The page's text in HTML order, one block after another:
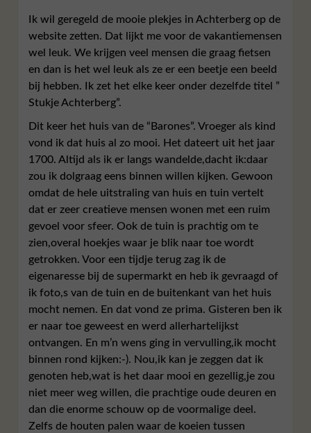
Ik wil geregeld de mooie plekjes in Achterberg op de
website zetten. Dat lijkt me voor de vakantiemensen
wel leuk. We krijgen veel mensen die graag fietsen
en dan is het wel leuk als ze er een beetje een beeld
bij hebben. Ik zet het elke keer onder dezelfde titel ”
Stukje Achterberg”.
Dit keer het huis van de “Barones”. Vroeger als kind
vond ik dat huis al zo mooi. Het dateert uit het jaar
1700. Altijd als ik er langs wandelde,dacht ik:daar
zou ik dolgraag eens binnen willen kijken. Gewoon
omdat de hele uitstraling van huis en tuin vertelt
dat er zeer creatieve mensen wonen met een ruim
gevoel voor sfeer. Ook de tuin is prachtig om te
zien,overal hoekjes waar je blik naar toe wordt
getrokken. Voor een tijdje terug zag ik de
eigenaresse bij de supermarkt en heb ik gevraagd of
ik foto,s van de tuin en de buitenkant van het huis
mocht nemen. En dat vond ze prima. Gisteren ben ik
er naar toe geweest en werd allerhartelijkst
ontvangen. En m’n wens ging in vervulling,ik mocht
binnen rond kijken:-). Nou,ik kan je zeggen dat ik
genoten heb,wat is het daar mooi en gezellig,je zou
niet meer weg willen, die prachtige oude deuren en
dan die enorme schouw op de voormalige deel.
Zelfs de houten palen waar de koeien tussen